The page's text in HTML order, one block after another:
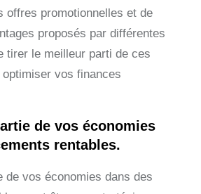
offres promotionnelles et de
proposés par différentes
tirer le meilleur parti de ces
vos finances
de vos économies
rentables.
de vos économies dans des